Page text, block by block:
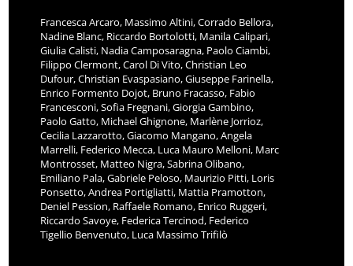
Francesca Arcaro, Massimo Altini, Corrado Bellora,
Nadine Blanc, Riccardo Bortolotti, Manila Calipari,
Giulia Calisti, Nadia Camposaragna, Paolo Ciambi,
Filippo Clermont, Carol Di Vito, Christian Leo
Dufour, Christian Evaspasiano, Giuseppe Farinella,
Enrico Formento Dojot, Bruno Fracasso, Fabio
Francesconi, Sofia Fregnani, Giorgia Gambino,
Paolo Gatto, Michael Ghignone, Marlène Jorrioz,
Cecilia Lazzarotto, Giacomo Mangano, Angela
Marrelli, Federico Mecca, Luca Mauro Melloni, Marc
Montrosset, Matteo Nigra, Sabrina Olibano,
Emiliano Pala, Gabriele Peloso, Maurizio Pitti, Loris
Ponsetto, Andrea Portigliatti, Mattia Pramotton,
Deniel Pession, Raffaele Romano, Enrico Ruggeri,
Riccardo Savoye, Federica Tercinod, Federico
Tigellio Benvenuto, Luca Massimo Trifilò